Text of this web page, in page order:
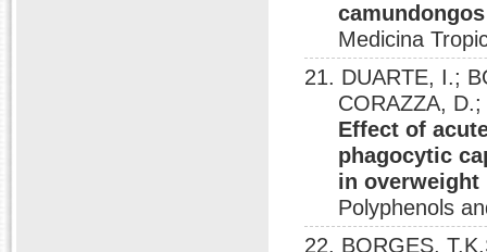
Medicina
21. DUARTE, I.;
CORAZZA,
Effect of
phagocytic
in
Polyphenols
22. BORGES,